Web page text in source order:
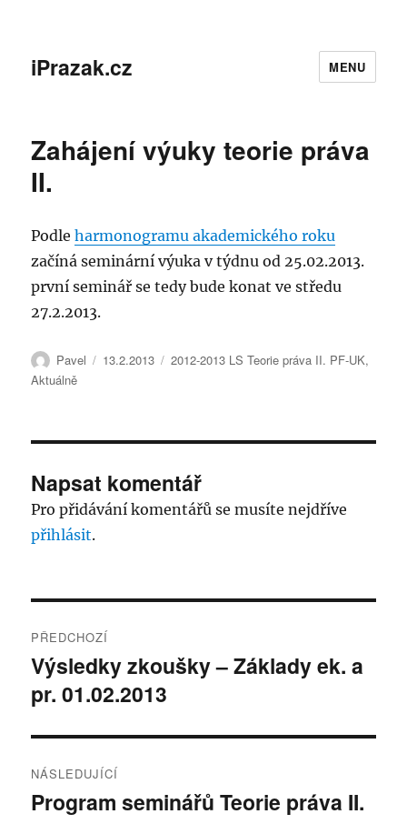
iPrazak.cz MENU
Zahájení výuky teorie práva
II.
Podleharmonogramu akademického roku
začíná seminární výuka v týdnu od 25.02.2013.
první seminář se tedy bude konat ve středu
27.2.2013.
Autor:
Pavel Publikováno:
13.2.2013 Rubriky:
2012-2013 LS Teorie práva II. PF-UK,
Aktuálně
Napsat komentář
Pro přidávání komentářů se musíte nejdříve
přihlásit.
pro
příspěvek
PŘEDCHOZÍ
Předchozí
příspěvek:
Výsledky zkoušky – Základy ek. a
pr. 01.02.2013
NÁSLEDUJÍCÍ
Následující
Program seminářů Teorie práva II.